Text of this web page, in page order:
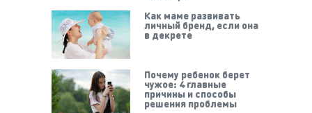
Как маме развивать
личный бренд, если она
в декрете
Почему ребенок берет
чужое: 4 главные
причины и способы
решения проблемы